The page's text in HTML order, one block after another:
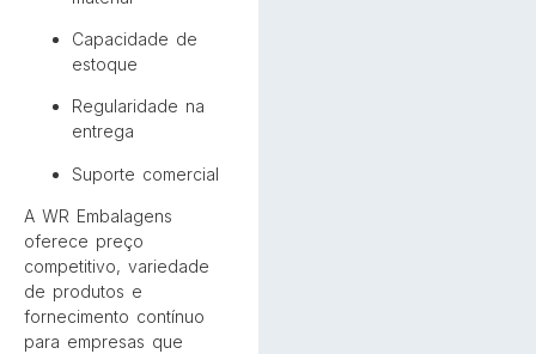
Capacidade de
estoque
Regularidade na
entrega
Suporte comercial
A WR Embalagens
oferece preço
competitivo, variedade
de produtos e
fornecimento contínuo
para empresas que